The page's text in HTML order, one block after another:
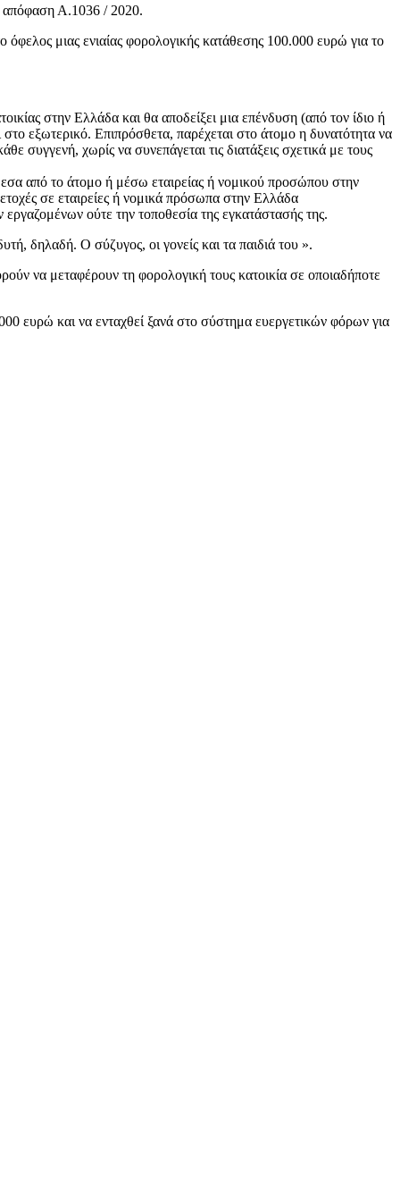
απόφαση Α.1036 / 2020.
μιας ενιαίας φορολογικής κατάθεσης 100.000 ευρώ για το
στην Ελλάδα και θα αποδείξει μια επένδυση (από τον ίδιο ή
εξωτερικό. Επιπρόσθετα, παρέχεται στο άτομο η δυνατότητα να
συγγενή, χωρίς να συνεπάγεται τις διατάξεις σχετικά με τους
από το άτομο ή μέσω εταιρείας ή νομικού προσώπου στην
σε εταιρείες ή νομικά πρόσωπα στην Ελλάδα
εργαζομένων ούτε την τοποθεσία της εγκατάστασής της.
δηλαδή. Ο σύζυγος, οι γονείς και τα παιδιά του ».
να μεταφέρουν τη φορολογική τους κατοικία σε οποιαδήποτε
ευρώ και να ενταχθεί ξανά στο σύστημα ευεργετικών φόρων για